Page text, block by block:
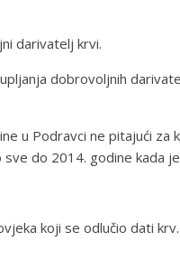
darivatelj krvi.
dobrovoljnih
u Podravci ne pitajući
do 2014. godine kada
koji se odlučio dati